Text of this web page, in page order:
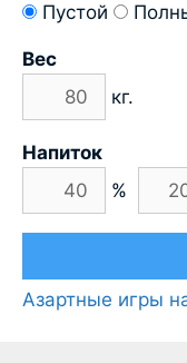
Пустой
Вес
кг.
Напиток
%
Азартные игры